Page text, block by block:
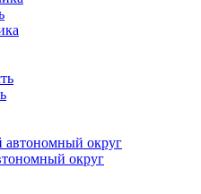
округ
округ